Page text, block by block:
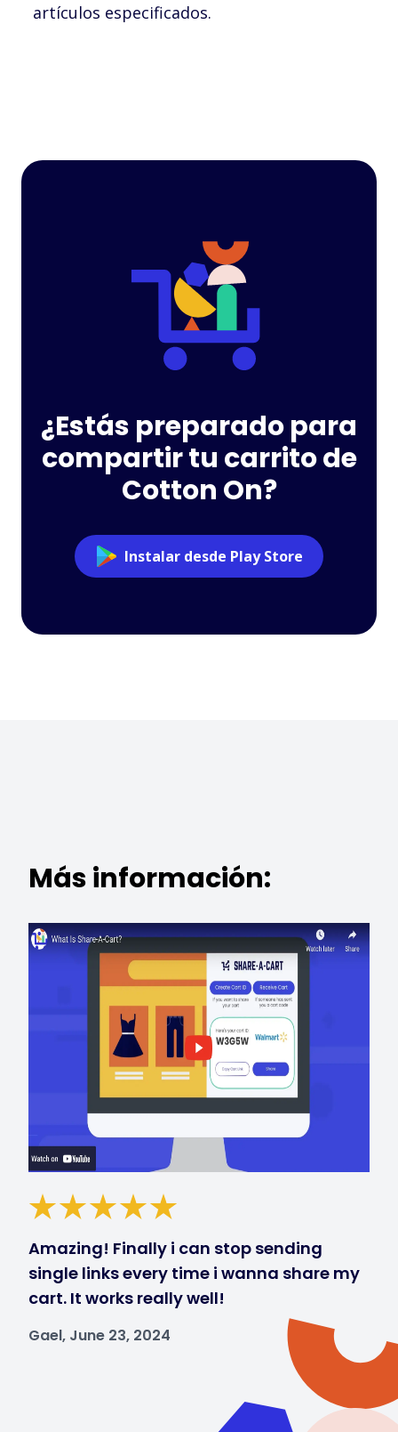
artículos especificados.
¿Estás preparado para
compartir tu carrito de
Cotton On?
Instalar desde Play Store
Más información:
Amazing! Finally i can stop sending
single links every time i wanna share my
cart. It works really well!
Gael, June 23, 2024